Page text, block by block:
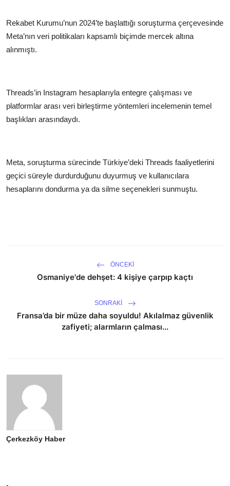
Rekabet Kurumu’nun 2024’te başlattığı soruşturma çerçevesinde
Meta’nın veri politikaları kapsamlı biçimde mercek altına
alınmıştı.
Threads’in Instagram hesaplarıyla entegre çalışması ve
platformlar arası veri birleştirme yöntemleri incelemenin temel
başlıkları arasındaydı.
Meta, soruşturma sürecinde Türkiye’deki Threads faaliyetlerini
geçici süreyle durdurduğunu duyurmuş ve kullanıcılara
hesaplarını dondurma ya da silme seçenekleri sunmuştu.
ÖNCEKI
Osmaniye'de dehşet: 4 kişiye çarpıp kaçtı
SONRAKI
Fransa’da bir müze daha soyuldu! Akılalmaz güvenlik
zafiyeti; alarmların çalması...
Çerkezköy Haber